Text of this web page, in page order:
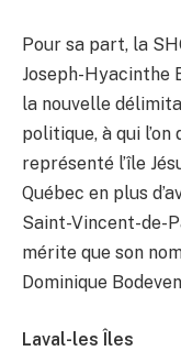
Pour sa part, la
Joseph-Hyacinthe
la nouvelle
politique, à qui
représenté l’île
Québec en plus
Saint-Vincent-de-
mérite que son
Dominique
Laval-les Îles